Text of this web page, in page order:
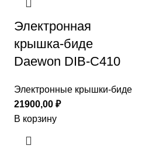
Электронная
крышка-биде
Daewon DIB-C410
Электронные крышки-биде
21900,00 ₽
В корзину